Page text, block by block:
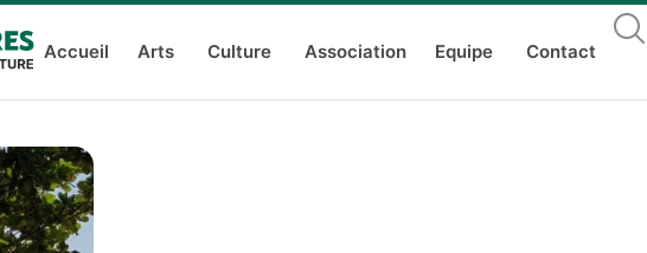
Accueil Arts Culture Association Equipe Contact